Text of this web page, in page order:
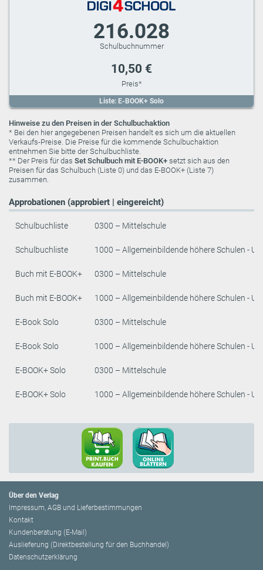
Liste: E-BOOK+ Solo
216.028
10,50 €
Hinweise zu den Preisen in der Schulbuchaktion
* Bei den hier angegebenen Preisen handelt es sich um die aktuellen
Verkaufs-Preise. Die Preise für die kommende Schulbuchaktion
entnehmen Sie bitte der Schulbuchliste.
** Der Preis für das Set Schulbuch mit E-BOOK+ setzt sich aus den
Preisen für das Schulbuch (Liste 0) und das E-BOOK+ (Liste 7)
zusammen.
Approbationen (approbiert | eingereicht)
Schulbuchliste 0300 – Mittelschule
Schulbuchliste 1000 – Allgemeinbildende höhere Schulen -
Buch mit E-BOOK+ 0300 – Mittelschule
Buch mit E-BOOK+ 1000 – Allgemeinbildende höhere Schulen -
E-Book Solo 0300 – Mittelschule
E-Book Solo 1000 – Allgemeinbildende höhere Schulen -
E-BOOK+ Solo 0300 – Mittelschule
E-BOOK+ Solo 1000 – Allgemeinbildende höhere Schulen -
Über den Verlag
Impressum, AGB und Lieferbestimmungen
Kontakt
Kundenberatung (E-Mail)
Auslieferung (Direktbestellung für den Buchhandel)
Datenschutzerklärung